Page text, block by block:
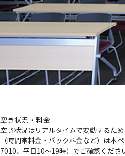
空き状況・料金
空き状況はリアルタイムで変動するた
（時間帯料金・パック料金など）は
7010、平日10〜19時）でご確認くださ